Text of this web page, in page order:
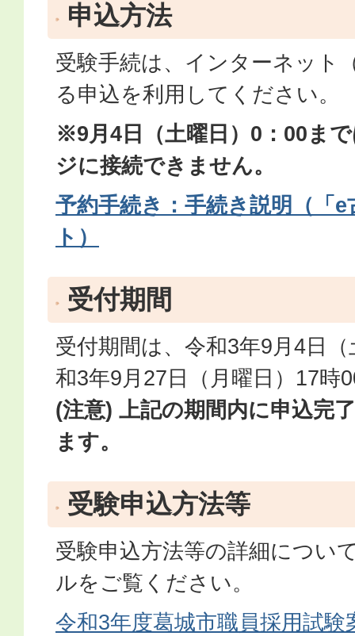
申込方法
受験手続は、インターネット
る申込を利用してください。
※9月4日（土曜日）0：00ま
ジに接続できません。
予約手続き：手続き説明（「
ト）
受付期間
受付期間は、令和3年9月4日
和3年9月27日（月曜日）17時
(注意) 上記の期間内に申込完
ます。
受験申込方法等
受験申込方法等の詳細につい
ルをご覧ください。
令和3年度葛城市職員採用試験